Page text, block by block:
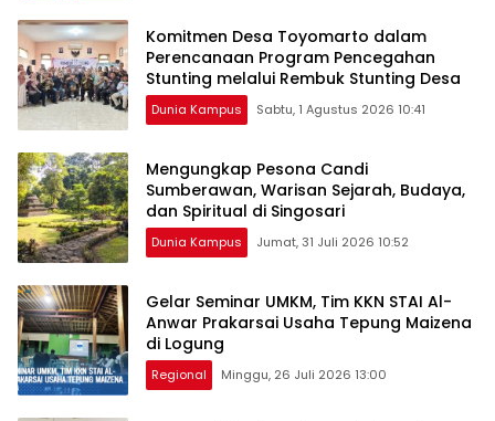
Komitmen Desa Toyomarto dalam
Perencanaan Program Pencegahan
Stunting melalui ‎Rembuk Stunting Desa
Dunia Kampus Sabtu, 1 Agustus 2026 10:41
Mengungkap Pesona Candi
Sumberawan, Warisan Sejarah, Budaya,
dan Spiritual di ‎Singosari
Dunia Kampus Jumat, 31 Juli 2026 10:52
Gelar Seminar UMKM, Tim KKN STAI Al-
Anwar Prakarsai Usaha Tepung Maizena
di Logung
Regional Minggu, 26 Juli 2026 13:00